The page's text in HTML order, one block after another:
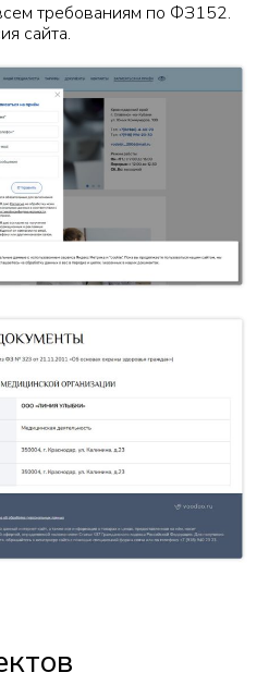
требованиям по ФЗ152.
сайта.